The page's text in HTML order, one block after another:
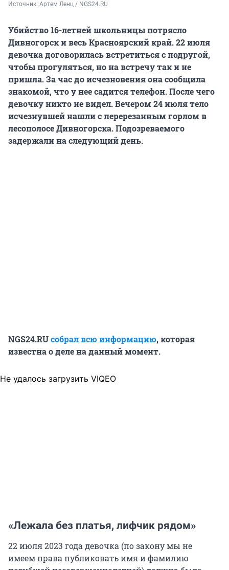
Источник: Артем Ленц / NGS24.RU
Убийство 16-летней школьницы потрясло
Дивногорск и весь Красноярский край. 22 июля
девочка договорилась встретиться с подругой,
чтобы прогуляться, но на встречу так и не
пришла. За час до исчезновения она сообщила
знакомой, что у нее садится телефон. После чего
девочку никто не видел. Вечером 24 июля тело
исчезнувшей нашли с перерезанным горлом в
лесополосе Дивногорска. Подозреваемого
задержали на следующий день.
NGS24.RUсобрал всю информацию, которая
известна о деле на данный момент.
Не удалось загрузить VIQEO
«Лежала без платья, лифчик рядом»
22 июля 2023 года девочка (по закону мы не
имеем права публиковать имя и фамилию